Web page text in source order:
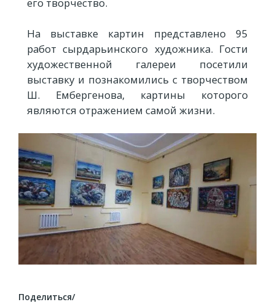
На выставке картин представлено 95
работ сырдарьинского художника. Гости
художественной галереи посетили
выставку и познакомились с творчеством
Ш. Ембергенова, картины которого
являются отражением самой жизни.